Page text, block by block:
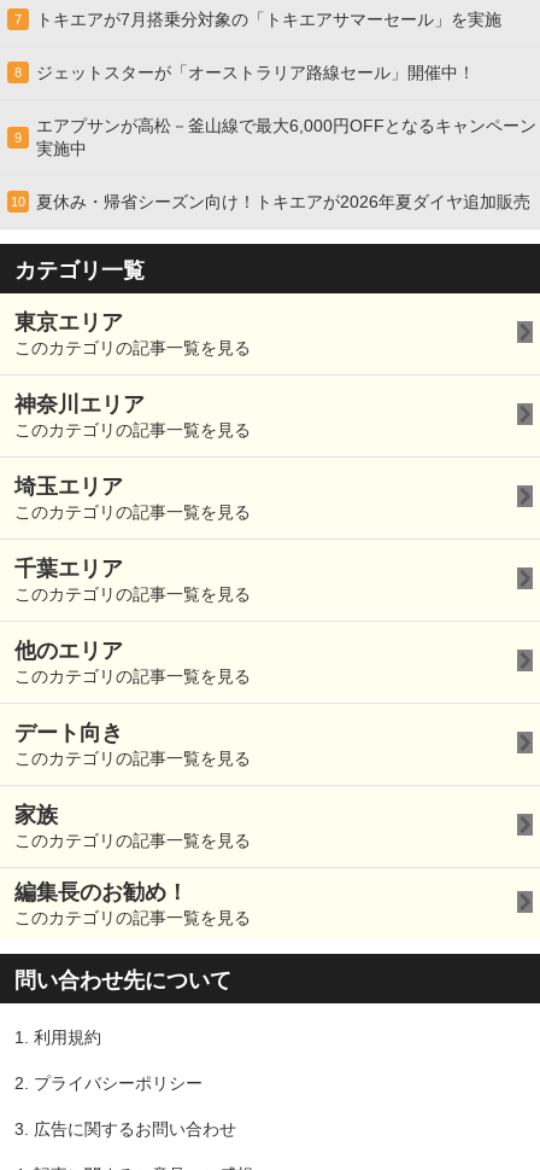
7 トキエアが7月搭乗分対象の「トキエアサマーセール」を実施
8 ジェットスターが「オーストラリア路線セール」開催中！
9
エアプサンが高松－釜山線で最大6,000円OFFとなるキャンペーン
実施中
10 夏休み・帰省シーズン向け！トキエアが2026年夏ダイヤ追加販売
カテゴリ一覧
東京エリア
このカテゴリの記事一覧を見る
神奈川エリア
このカテゴリの記事一覧を見る
埼玉エリア
このカテゴリの記事一覧を見る
千葉エリア
このカテゴリの記事一覧を見る
他のエリア
このカテゴリの記事一覧を見る
デート向き
このカテゴリの記事一覧を見る
家族
このカテゴリの記事一覧を見る
編集長のお勧め！
このカテゴリの記事一覧を見る
問い合わせ先について
1. 利用規約
2. プライバシーポリシー
3. 広告に関するお問い合わせ